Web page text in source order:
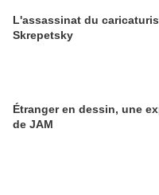
L'assassinat du
Skrepetsky
Étranger en dessin, une
de JAM